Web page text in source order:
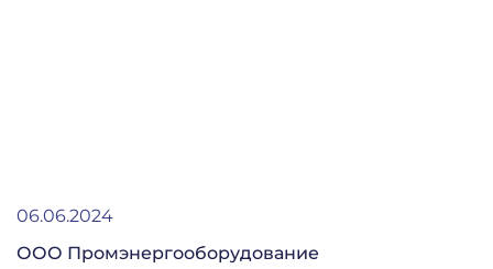
06.06.2024
ООО Промэнергооборудование